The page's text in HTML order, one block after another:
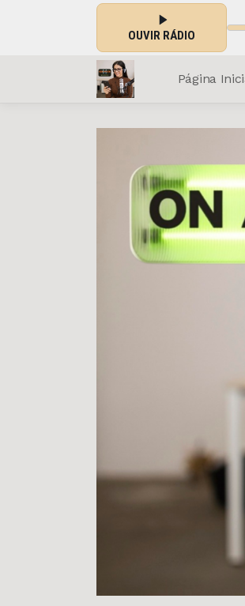
OUVIR RÁDIO
agora: CORREIO CAPIXABA
Página